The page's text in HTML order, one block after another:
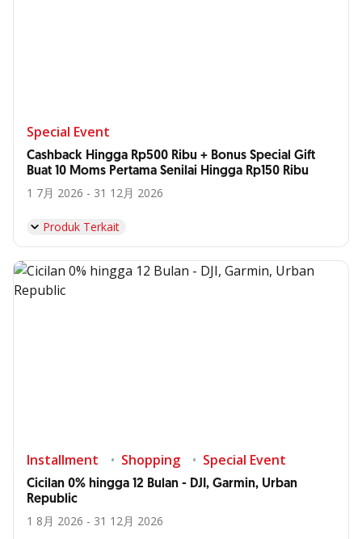
Special Event
Cashback Hingga Rp500 Ribu + Bonus Special Gift
Buat 10 Moms Pertama Senilai Hingga Rp150 Ribu
1 7月 2026 - 31 12月 2026
Produk Terkait
Installment Shopping Special Event
Cicilan 0% hingga 12 Bulan - DJI, Garmin, Urban
Republic
1 8月 2026 - 31 12月 2026